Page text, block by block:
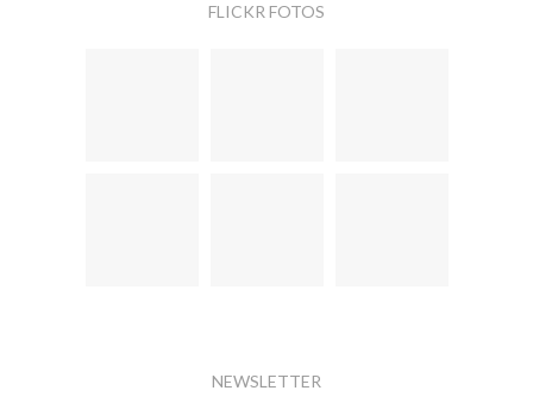
FLICKR FOTOS
NEWSLETTER